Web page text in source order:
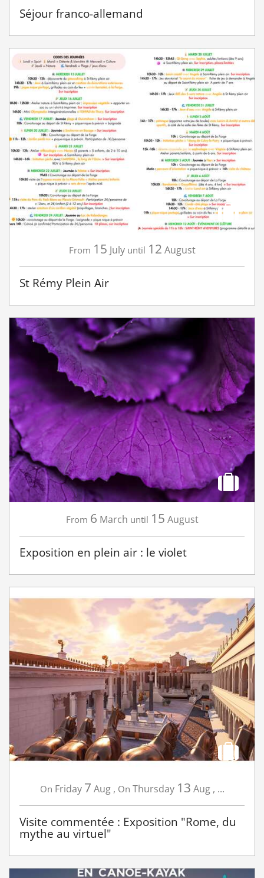
Séjour franco-allemand
From 15 July until 12 August
St Rémy Plein Air
From 6 March until 15 August
Exposition en plein air : le violet
On Friday 7 Aug, On Thursday 13 Aug, ...
Visite commentée : Exposition "Rome, du
mythe au virtuel"